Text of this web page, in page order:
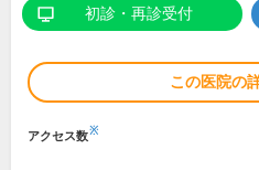
初診・再診受付
この医院の
アクセス数※